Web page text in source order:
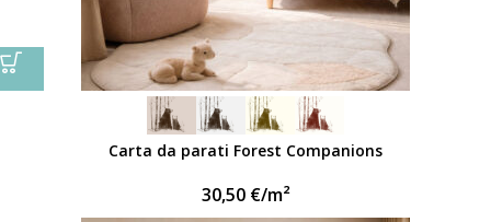
Carta da parati Forest Companions
30,50 €/m²